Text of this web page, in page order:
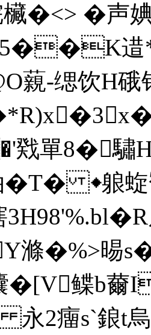
欌�<> �声
逪*
藽-缌饮H硪
戣單8�
T� ◆躴蜁
滌�%>晹
囔�[V鲽
2癅s`鋃t烏